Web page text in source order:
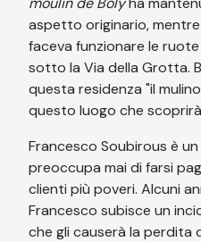
aspetto originario,
faceva funzionare le
sotto la Via della Grotta.
questa residenza "il
questo luogo che
Francesco Soubirous è
preoccupa mai di farsi
clienti più poveri. Alcuni
Francesco subisce un
che gli causerà la perdita